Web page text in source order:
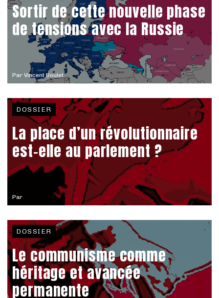
Par Vincent Boulet
Sortir de cette nouvelle phase
de tensions avec la Russie
Par
DOSSIER
La place d’un révolutionnaire
est-elle au parlement ?
DOSSIER
Le communisme comme
héritage et avancée
permanente